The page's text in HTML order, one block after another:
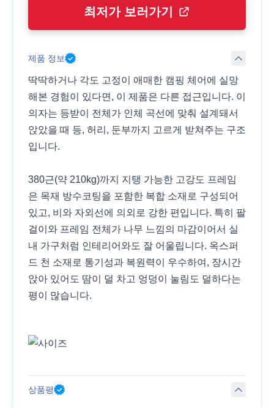
최저가 보러가기
제품 정보
딱딱하거나 각도 고정이 애매한 캠핑 체어에 실망
해본 경험이 있다면, 이 제품은 다른 접근입니다. 이
의자는 등받이 전체가 인체 곡선에 맞춰 설계돼서
앉았을 때 등, 허리, 둔부까지 고르게 받쳐주는 구조
입니다.
380근(약 210kg)까지 지탱 가능한 고강도 프레임
은 목재 방수코팅을 포함한 복합 소재로 구성되어
있고, 비와 자외선에 의외로 강한 편입니다. 특히 팔
걸이와 프레임 전체가 나무 느낌의 마감이어서 실
내 가구처럼 인테리어와도 잘 어울립니다. 옥스퍼
드 천 소재로 통기성과 복원력이 우수하여, 장시간
앉아 있어도 땀이 덜 차고 엉덩이 눌림도 덜하다는
평이 많습니다.
상품평